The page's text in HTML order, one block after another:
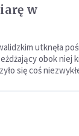
w
utknęła
obok niej
się coś